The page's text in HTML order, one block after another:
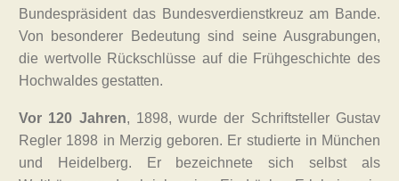
Bundespräsident das Bundesverdienstkreuz am Bande.
Von besonderer Bedeutung sind seine Ausgrabungen,
die wertvolle Rückschlüsse auf die Frühgeschichte des
Hochwaldes gestatten.
Vor 120 Jahren, 1898, wurde der Schriftsteller Gustav
Regler 1898 in Merzig geboren. Er studierte in München
und Heidelberg. Er bezeichnete sich selbst als